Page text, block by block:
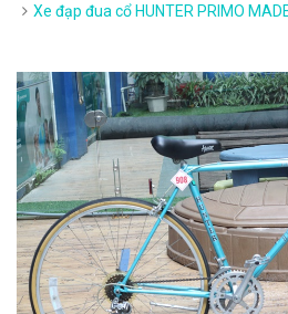
Xe đạp đua cổ HUNTER PRIMO